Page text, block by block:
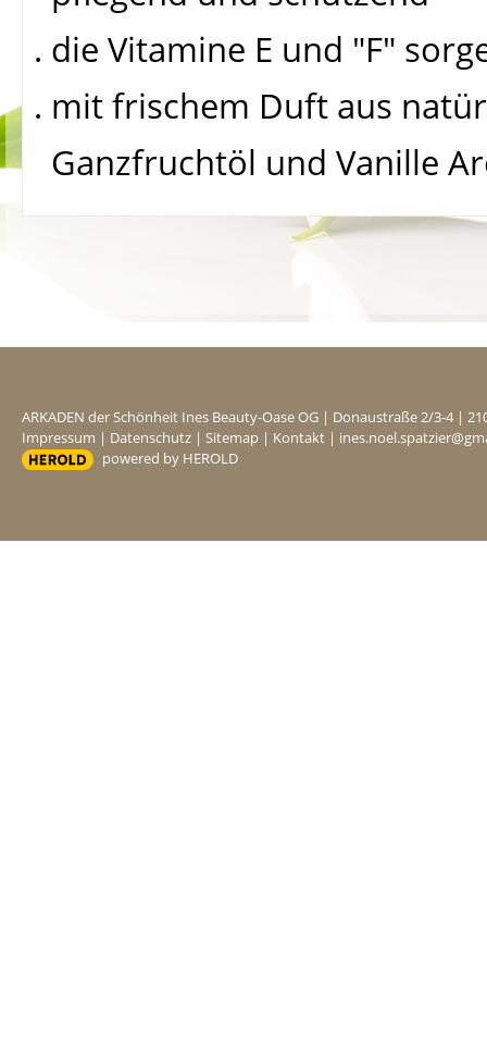
. die Vitamine E und "F"
. mit frischem Duft aus
Ganzfruchtöl und Vanille
ARKADEN der Schönheit Ines Beauty-Oase OG | Donaustraße 2/3-4 |
Impressum | Datenschutz | Sitemap | Kontakt |
powered by HEROLD